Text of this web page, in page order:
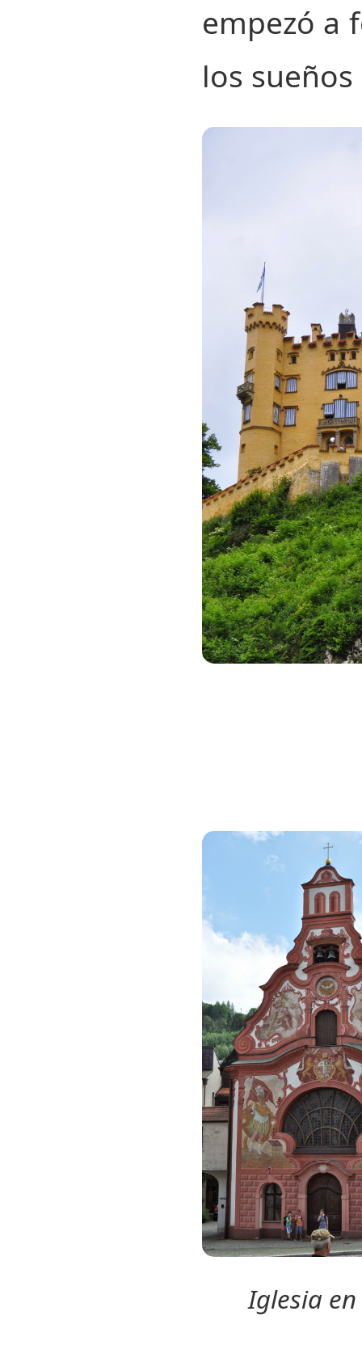
empezó a
los
Iglesia en